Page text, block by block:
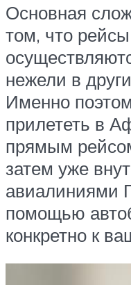
Основная
том, что
нежели в
Именно
прилететь в
прямым
затем уже
авиалиниями
помощью
конкретно к